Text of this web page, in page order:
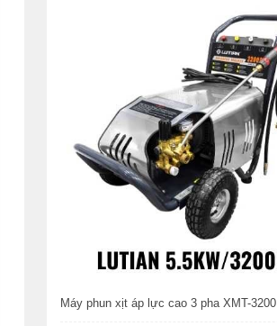
Máy phun xịt áp lực cao 3 pha XMT-3200